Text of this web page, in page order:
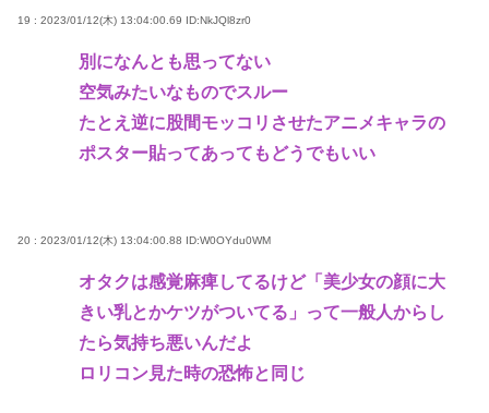
19 : 2023/01/12(木) 13:04:00.69 ID:NkJQl8zr0
別になんとも思ってない
空気みたいなものでスルー
たとえ逆に股間モッコリさせたアニメキャラの
ポスター貼ってあってもどうでもいい
20 : 2023/01/12(木) 13:04:00.88 ID:W0OYdu0WM
オタクは感覚麻痺してるけど「美少女の顔に大
きい乳とかケツがついてる」って一般人からし
たら気持ち悪いんだよ
ロリコン見た時の恐怖と同じ